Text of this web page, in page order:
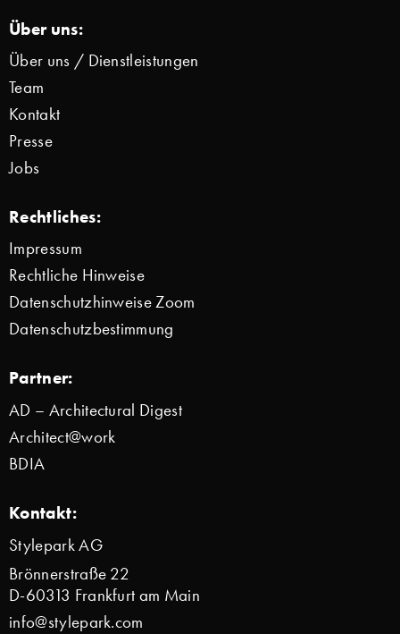
Über uns:
Über uns / Dienstleistungen
Team
Kontakt
Presse
Jobs
Rechtliches:
Impressum
Rechtliche Hinweise
Datenschutzhinweise Zoom
Datenschutzbestimmung
Partner:
AD – Architectural Digest
Architect@work
BDIA
Kontakt:
Stylepark AG
Brönnerstraße 22
D-60313 Frankfurt am Main
info@stylepark.com